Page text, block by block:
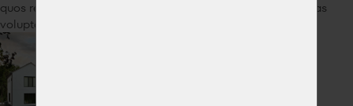
quos repellat rerum sed, sint sit tempora totam vero voluptas
voluptate voluptatem?